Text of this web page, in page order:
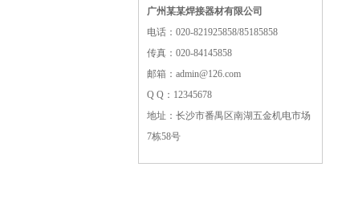
广州某某焊接器材有限公司
电话：020-821925858/85185858
传真：020-84145858
邮箱： admin@126.com
Q Q：12345678
地址：长沙市番禺区南湖五金机电市场
7栋58号